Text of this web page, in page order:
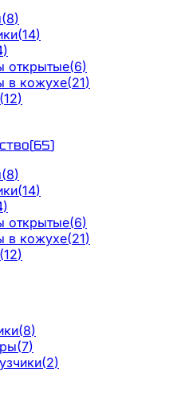
(8)
(14)
)
открытые(6)
в кожухе(21)
(12)
(65)
(8)
(14)
)
открытые(6)
в кожухе(21)
(12)
(8)
(7)
(2)